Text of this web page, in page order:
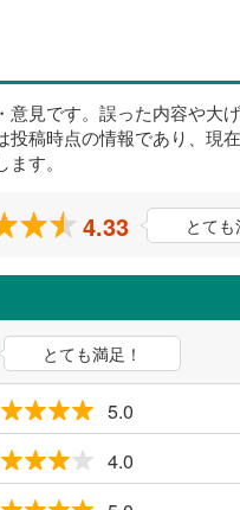
見です。誤った内容や大
投稿時点の情報であり、
す。
4.33 とても
とても満足！
5.0
4.0